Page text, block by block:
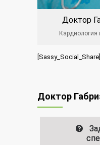
Доктор
Кардиология
[Sassy_Social_Share]
Доктор